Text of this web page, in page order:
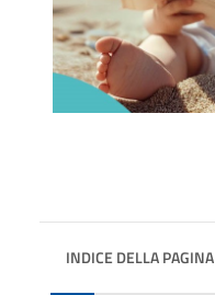
INDICE DELLA PAGINA